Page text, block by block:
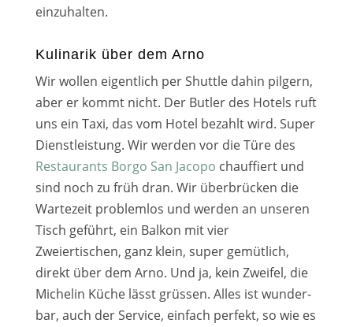
ein­zu­hal­ten.
Kulinarik über dem Arno
Wir wol­len eigent­lich per Shuttle dahin pil­gern,
aber er kommt nicht. Der Butler des Hotels ruft
uns ein Taxi, das vom Hotel bezahlt wird. Super
Dienstleistung. Wir wer­den vor die Türe des
Restaurants Borgo San Jacopo chauf­fiert und
sind noch zu früh dran. Wir über­brü­cken die
Wartezeit pro­blem­los und wer­den an unse­ren
Tisch geführt, ein Balkon mit vier
Zweiertischen, ganz klein, super gemüt­lich,
direkt über dem Arno. Und ja, kein Zweifel, die
Michelin Küche lässt grüs­sen. Alles ist wun­der­
bar, auch der Service, ein­fach per­fekt, so wie es